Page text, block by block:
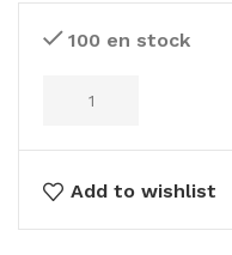
100 en stock
Add to wishlist